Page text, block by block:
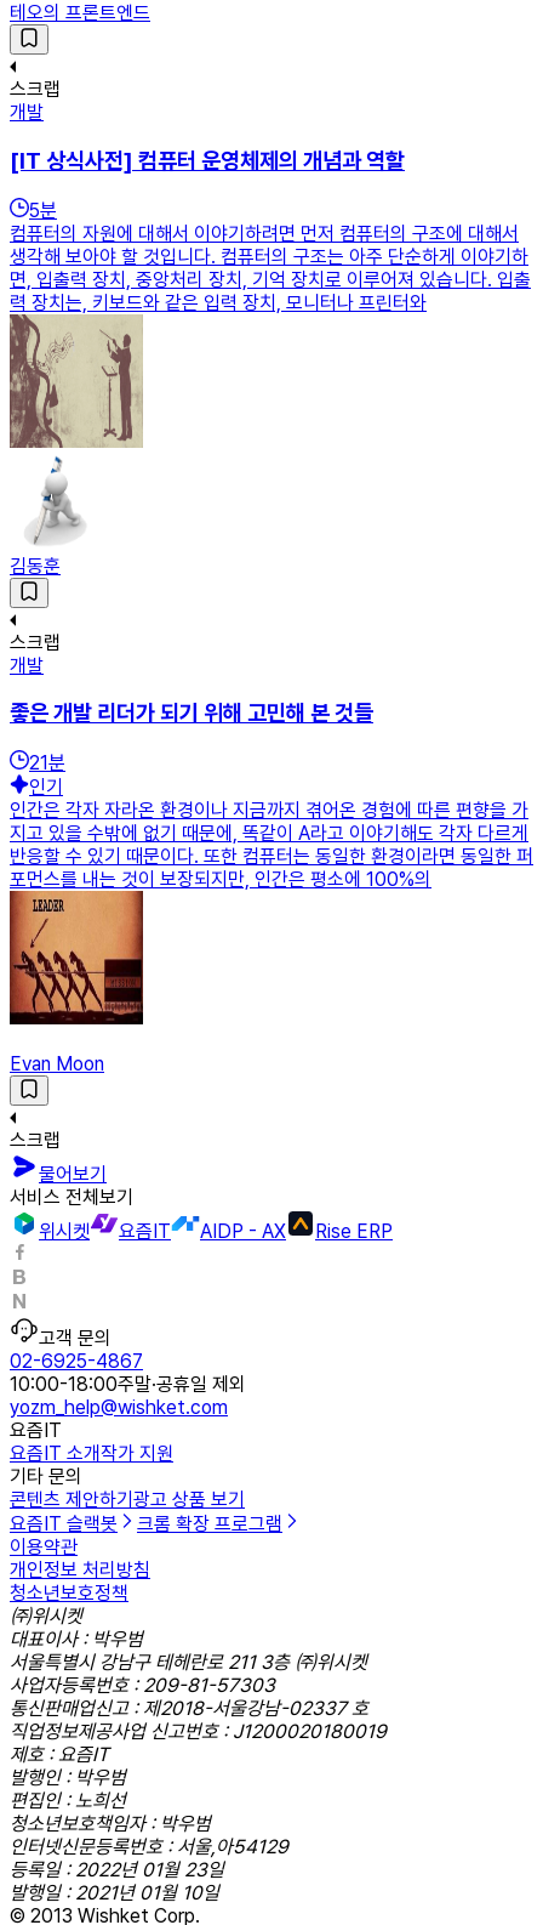
테오의 프론트엔드
스크랩
개발
[IT 상식사전] 컴퓨터 운영체제의 개념과 역할
5분
컴퓨터의 자원에 대해서 이야기하려면 먼저 컴퓨터의 구조에 대해서
생각해 보아야 할 것입니다. 컴퓨터의 구조는 아주 단순하게 이야기하
면, 입출력 장치, 중앙처리 장치, 기억 장치로 이루어져 있습니다. 입출
력 장치는, 키보드와 같은 입력 장치, 모니터나 프린터와
김동훈
스크랩
개발
좋은 개발 리더가 되기 위해 고민해 본 것들
21분
인기
인간은 각자 자라온 환경이나 지금까지 겪어온 경험에 따른 편향을 가
지고 있을 수밖에 없기 때문에, 똑같이 A라고 이야기해도 각자 다르게
반응할 수 있기 때문이다. 또한 컴퓨터는 동일한 환경이라면 동일한 퍼
포먼스를 내는 것이 보장되지만, 인간은 평소에 100%의
Evan Moon
스크랩
물어보기
서비스 전체보기
위시켓
요즘IT AIDP - AX Rise ERP
고객 문의
02-6925-4867
10:00-18:00주말·공휴일 제외
yozm_help@wishket.com
요즘IT
요즘IT 소개작가 지원
기타 문의
콘텐츠 제안하기 광고 상품 보기
요즘IT 슬랙봇
크롬 확장 프로그램
이용약관
개인정보 처리방침
청소년보호정책
㈜위시켓
대표이사 : 박우범
서울특별시 강남구 테헤란로 211 3층 ㈜위시켓
사업자등록번호 : 209-81-57303
통신판매업신고 : 제2018-서울강남-02337 호
직업정보제공사업 신고번호 : J1200020180019
제호 : 요즘IT
발행인 : 박우범
편집인 : 노희선
청소년보호책임자 : 박우범
인터넷신문등록번호 : 서울,아54129
등록일 : 2022년 01월 23일
발행일 : 2021년 01월 10일
© 2013 Wishket Corp.